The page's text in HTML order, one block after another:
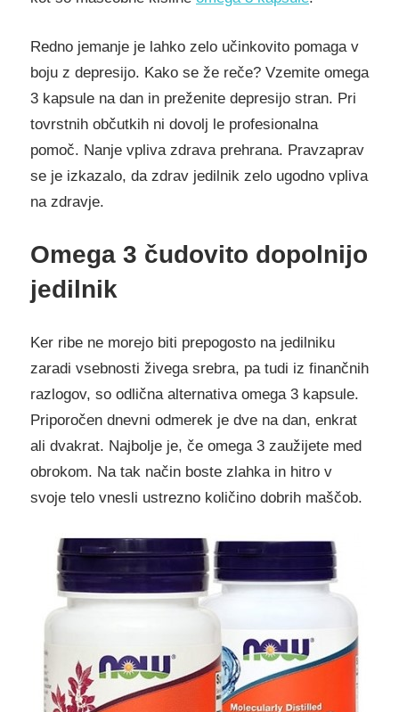
Redno jemanje je lahko zelo učinkovito pomaga v
boju z depresijo. Kako se že reče? Vzemite omega
3 kapsule na dan in preženite depresijo stran. Pri
tovrstnih občutkih ni dovolj le profesionalna
pomoč. Nanje vpliva zdrava prehrana. Pravzaprav
se je izkazalo, da zdrav jedilnik zelo ugodno vpliva
na zdravje.
Omega 3 čudovito dopolnijo
jedilnik
Ker ribe ne morejo biti prepogosto na jedilniku
zaradi vsebnosti živega srebra, pa tudi iz finančnih
razlogov, so odlična alternativa omega 3 kapsule.
Priporočen dnevni odmerek je dve na dan, enkrat
ali dvakrat. Najbolje je, če omega 3 zaužijete med
obrokom. Na tak način boste zlahka in hitro v
svoje telo vnesli ustrezno količino dobrih maščob.